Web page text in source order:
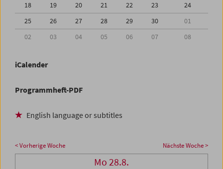
18
19 20 21 22 23
24
25
26 27 28 29 30
01
02
03 04 05 06 07 08
iCalender
Programmheft-PDF
English language or subtitles
< Vorherige Woche Nächste Woche >
Mo 28.8.